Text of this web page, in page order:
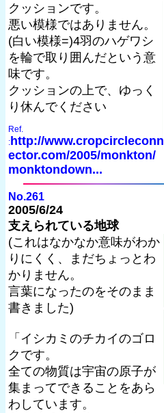
クッションです。
悪い模様ではありません。
(白い模様=)4羽のハゲワシ
を輪で取り囲んだという意
味です。
クッションの上で、ゆっく
り休んでください
Ref.
: http://www.cropcircleconn
ector.com/2005/monkton/
monktondown...
No.261
2005/6/24
支えられている地球
(これはなかなか意味がわか
りにくく、まだちょっとわ
かりません。
言葉になったのをそのまま
書きました)
「イシカミのチカイのゴロ
クです。
全ての物質は宇宙の原子が
集まってできることをあら
わしています。